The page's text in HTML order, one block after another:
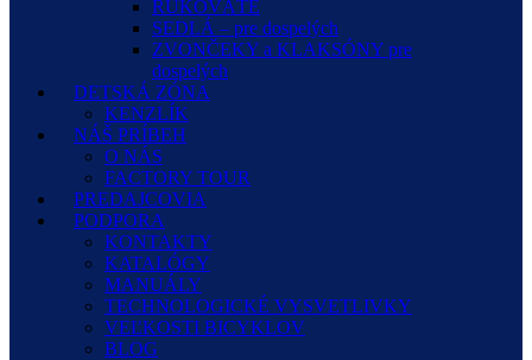
RUKOVÄTE
SEDLÁ – pre dospelých
ZVONČEKY a KLAKSÓNY pre
dospelých
DETSKÁ ZÓNA
KENZLÍK
NÁŠ PRÍBEH
O NÁS
FACTORY TOUR
PREDAJCOVIA
PODPORA
KONTAKTY
KATALÓGY
MANUÁLY
TECHNOLOGICKÉ VYSVETLIVKY
VEĽKOSTI BICYKLOV
BLOG